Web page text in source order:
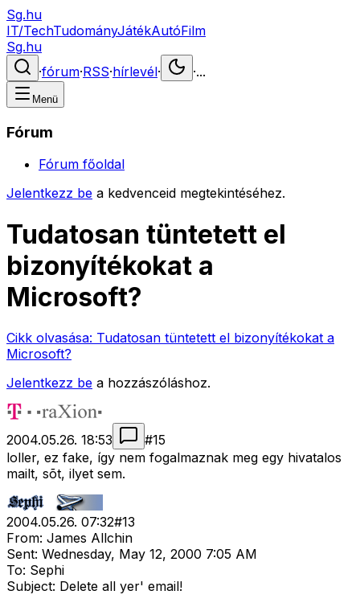
Sg.hu
IT/TechTudományJátékAutóFilm
Sg.hu
·fórum·RSS·hírlevél· ·...
Menü
Fórum
Fórum főoldal
Jelentkezz be a kedvenceid megtekintéséhez.
Tudatosan tüntetett el
bizonyítékokat a
Microsoft?
Cikk olvasása: Tudatosan tüntetett el bizonyítékokat a
Microsoft?
Jelentkezz be a hozzászóláshoz.
2004.05.26. 18:53 #15
loller, ez fake, így nem fogalmaznak meg egy hivatalos
mailt, sõt, ilyet sem.
2004.05.26. 07:32#13
From: James Allchin
Sent: Wednesday, May 12, 2000 7:05 AM
To: Sephi
Subject: Delete all yer' email!